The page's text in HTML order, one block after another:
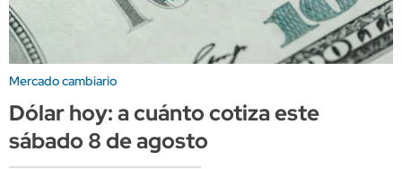
Mercado cambiario
Dólar hoy: a cuánto cotiza este
sábado 8 de agosto